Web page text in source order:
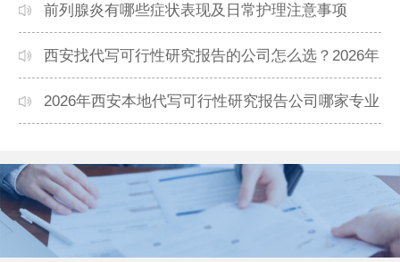
前列腺炎有哪些症状表现及日常护理注意事项
西安找代写可行性研究报告的公司怎么选？2026年
本地高口碑机构排名
2026年西安本地代写可行性研究报告公司哪家专业